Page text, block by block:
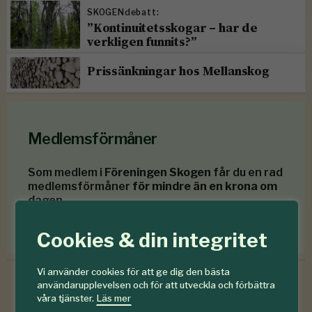
Cookies & din integritet
Vi använder cookies för att ge dig den bästa
användarupplevelsen och för att utveckla och förbättra
våra tjänster. Läs mer
SKOGENdebatt:
”Kontinuitetsskogar – har de
verkligen funnits?”
Prissänkningar hos Mellanskog
Medlemsförmåner
Som medlem i Föreningen Skogen får du en rad
medlemsförmåner för mindre än en krona om
dagen.